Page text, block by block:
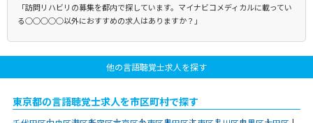
「訪問リハビリの募集を都内で探しています。マイナビコメディカルに載ってい
る○○○○○以外におすすめの求人はありますか？」
他の言語聴覚士求人を探す
東京都の言語聴覚士求人を市区町村で探す